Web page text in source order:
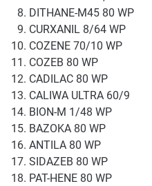
DITHANE-M45 80 WP
CURXANIL 8/64 WP
COZENE 70/10 WP
COZEB 80 WP
CADILAC 80 WP
CALIWA ULTRA 60/9
BION-M 1/48 WP
BAZOKA 80 WP
ANTILA 80 WP
SIDAZEB 80 WP
PAT-HENE 80 WP